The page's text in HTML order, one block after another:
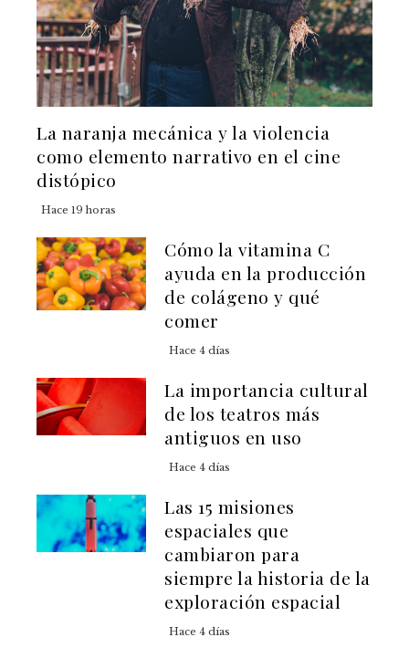
La naranja mecánica y la violencia
como elemento narrativo en el cine
distópico
Hace 19 horas
Cómo la vitamina C
ayuda en la producción
de colágeno y qué
comer
Hace 4 días
La importancia cultural
de los teatros más
antiguos en uso
Hace 4 días
Las 15 misiones
espaciales que
cambiaron para
siempre la historia de la
exploración espacial
Hace 4 días